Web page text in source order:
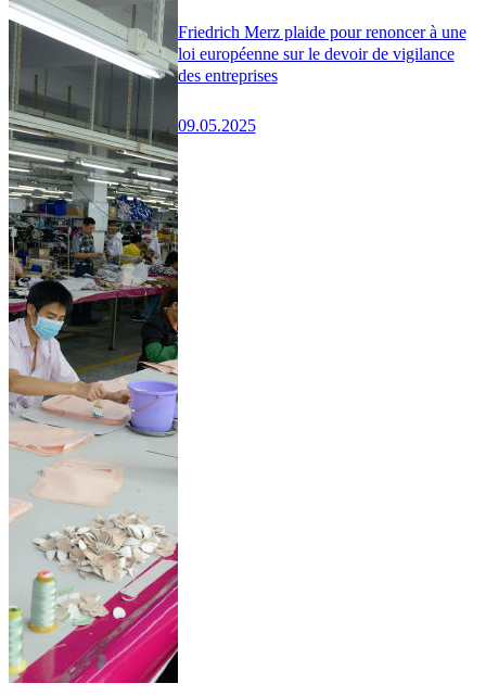
Friedrich Merz plaide pour renoncer à une
loi européenne sur le devoir de vigilance
des entreprises
09.05.2025